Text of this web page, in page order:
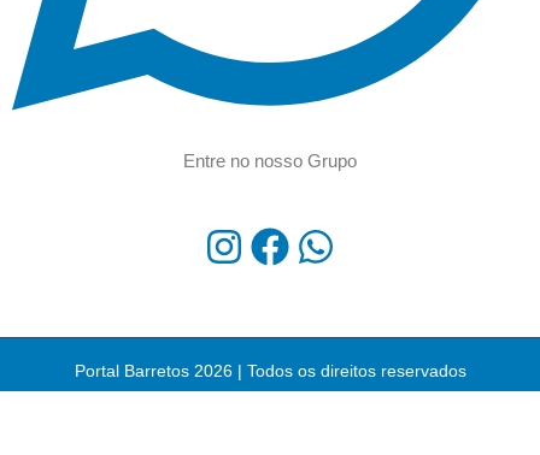
Entre no nosso Grupo
Portal Barretos 2026 | Todos os direitos reservados